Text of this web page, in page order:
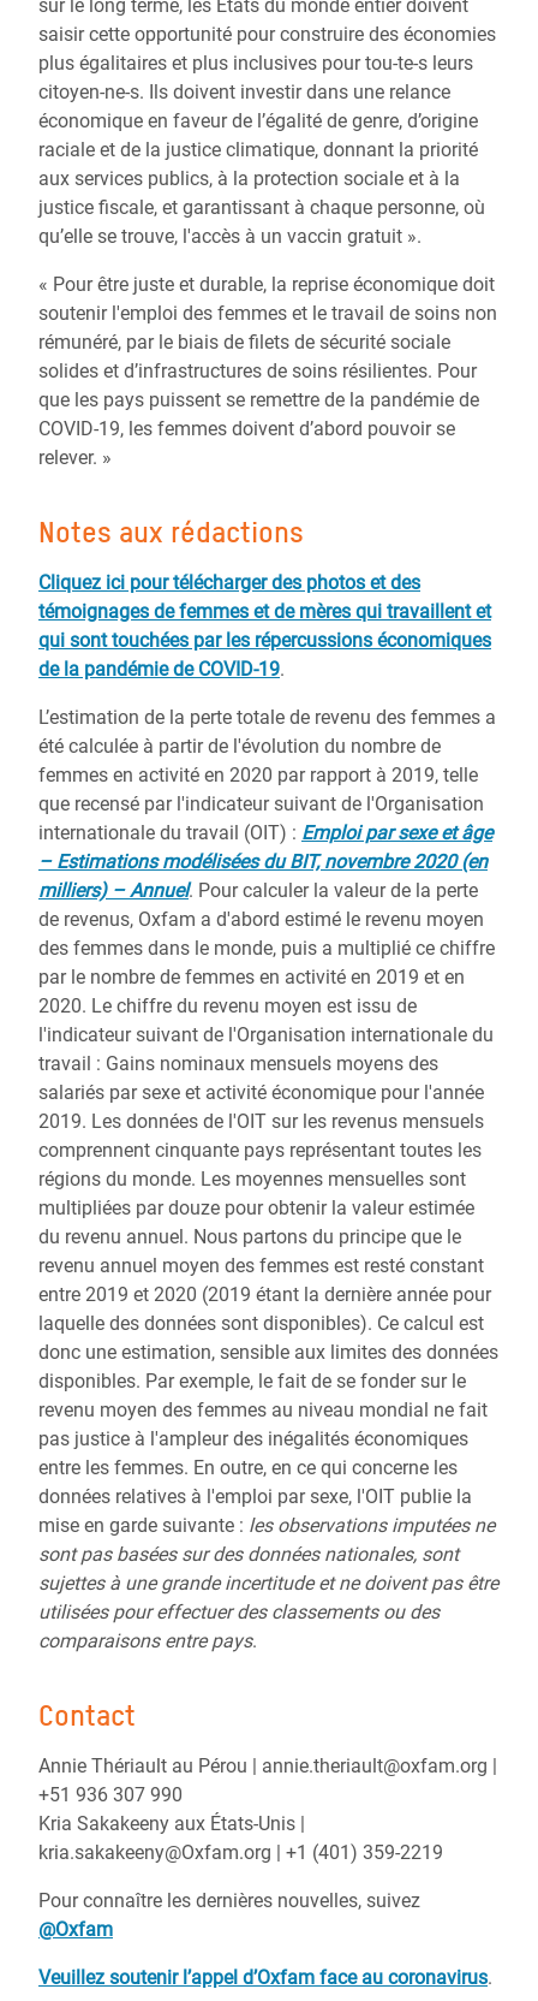
sur le long terme, les États du monde entier doivent
saisir cette opportunité pour construire des économies
plus égalitaires et plus inclusives pour tou-te-s leurs
citoyen-ne-s. Ils doivent investir dans une relance
économique en faveur de l’égalité de genre, d’origine
raciale et de la justice climatique, donnant la priorité
aux services publics, à la protection sociale et à la
justice fiscale, et garantissant à chaque personne, où
qu’elle se trouve, l'accès à un vaccin gratuit ».
« Pour être juste et durable, la reprise économique doit
soutenir l'emploi des femmes et le travail de soins non
rémunéré, par le biais de filets de sécurité sociale
solides et d’infrastructures de soins résilientes. Pour
que les pays puissent se remettre de la pandémie de
COVID-19, les femmes doivent d’abord pouvoir se
relever. »
Notes aux rédactions
Cliquez ici pour télécharger des photos et des
témoignages de femmes et de mères qui travaillent et
qui sont touchées par les répercussions économiques
de la pandémie de COVID-19.
L’estimation de la perte totale de revenu des femmes a
été calculée à partir de l'évolution du nombre de
femmes en activité en 2020 par rapport à 2019, telle
que recensé par l'indicateur suivant de l'Organisation
internationale du travail (OIT) : Emploi par sexe et âge
– Estimations modélisées du BIT, novembre 2020 (en
milliers) – Annuel. Pour calculer la valeur de la perte
de revenus, Oxfam a d'abord estimé le revenu moyen
des femmes dans le monde, puis a multiplié ce chiffre
par le nombre de femmes en activité en 2019 et en
2020. Le chiffre du revenu moyen est issu de
l'indicateur suivant de l'Organisation internationale du
travail : Gains nominaux mensuels moyens des
salariés par sexe et activité économique pour l'année
2019. Les données de l'OIT sur les revenus mensuels
comprennent cinquante pays représentant toutes les
régions du monde. Les moyennes mensuelles sont
multipliées par douze pour obtenir la valeur estimée
du revenu annuel. Nous partons du principe que le
revenu annuel moyen des femmes est resté constant
entre 2019 et 2020 (2019 étant la dernière année pour
laquelle des données sont disponibles). Ce calcul est
donc une estimation, sensible aux limites des données
disponibles. Par exemple, le fait de se fonder sur le
revenu moyen des femmes au niveau mondial ne fait
pas justice à l'ampleur des inégalités économiques
entre les femmes. En outre, en ce qui concerne les
données relatives à l'emploi par sexe, l'OIT publie la
mise en garde suivante : les observations imputées ne
sont pas basées sur des données nationales, sont
sujettes à une grande incertitude et ne doivent pas être
utilisées pour effectuer des classements ou des
comparaisons entre pays.
Contact
Annie Thériault au Pérou | annie.theriault@oxfam.org |
+51 936 307 990
Kria Sakakeeny aux États-Unis |
kria.sakakeeny@Oxfam.org | +1 (401) 359-2219
Pour connaître les dernières nouvelles, suivez
@Oxfam
Veuillez soutenir l’appel d’Oxfam face au coronavirus.